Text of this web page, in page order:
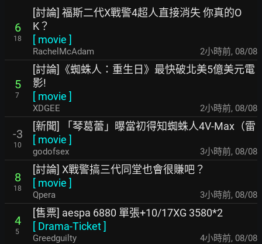
6
18
[討論] 福斯二代X戰警4超人直接消失 你真的O
K？
[ movie ]
RachelMcAdam 2小時前, 08/08
5
7
[討論]《蜘蛛人：重生日》最快破北美5億美元電
影!
[ movie ]
XDGEE 2小時前, 08/08
-3
10
[新聞] 「琴葛蕾」曝當初得知蜘蛛人4V-Max（雷
[ movie ]
godofsex 3小時前, 08/08
8
18
[討論] X戰警搞三代同堂也會很賺吧？
[ movie ]
Qpera 3小時前, 08/08
4
5
[售票] aespa 6880 單張+10/17XG 3580*2
[ Drama-Ticket]
Greedguilty 4小時前, 08/08